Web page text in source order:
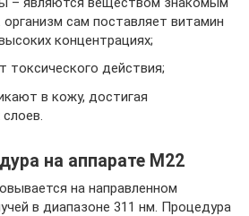
организм сам поставляет витамин
концентрациях;
токсического действия;
в кожу, достигая
на аппарате М22
на направленном
в диапазоне 311 нм. Процедура